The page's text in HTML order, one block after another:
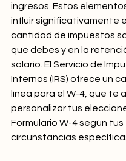
ingresos. Estos
influir significativamente
cantidad de impuestos
que debes y en la
salario. El Servicio de
Internos (IRS) ofrece un
línea para el W-4, que te
personalizar tus
Formulario W-4 según tus
circunstancias